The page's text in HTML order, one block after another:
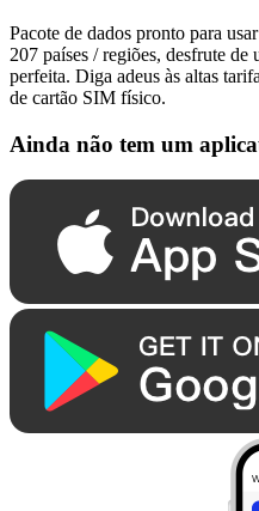
Pacote de dados pronto para
207 países / regiões, desfrute de
perfeita. Diga adeus às altas
de cartão SIM físico.
Ainda não tem um